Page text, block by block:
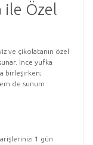
ile Özel
ve çikolatanın özel
İnce yufka
birleşirken;
de sunum
1 gün